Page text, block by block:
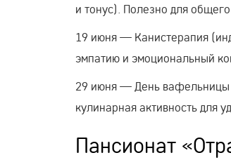
и тонус). Полезно для
19 июня — Канистерапия
эмпатию и эмоциональный
29 июня — День вафельницы
кулинарная активность для
Пансионат